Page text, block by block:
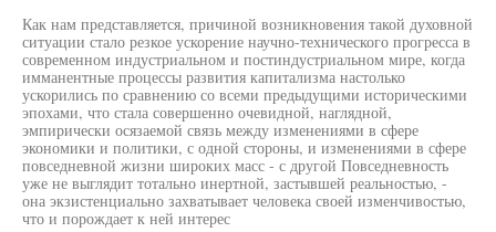
Как нам представляется, причиной возникновения такой духовной
ситуации стало резкое ускорение научно-технического прогресса в
современном индустриальном и постиндустриальном мире, когда
имманентные процессы развития капитализма настолько
ускорились по сравнению со всеми предыдущими историческими
эпохами, что стала совершенно очевидной, наглядной,
эмпирически осязаемой связь между изменениями в сфере
экономики и политики, с одной стороны, и изменениями в сфере
повседневной жизни широких масс - с другой Повседневность
уже не выглядит тотально инертной, застывшей реальностью, -
она экзистенциально захватывает человека своей изменчивостью,
что и порождает к ней интерес